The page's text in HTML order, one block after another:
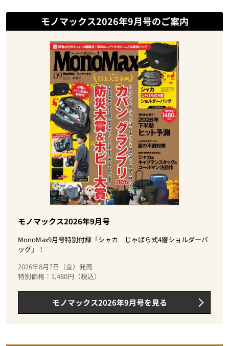
モノマックス2026年9月号のご案内
モノマックス2026年9月号
MonoMax9月号特別付録「シャカ じゃばら式4層ショルダーバ
ッグ」！
2026年8月7日（金）発売
特別価格：1,480円（税込）
モノマックス2026年9月号を見る